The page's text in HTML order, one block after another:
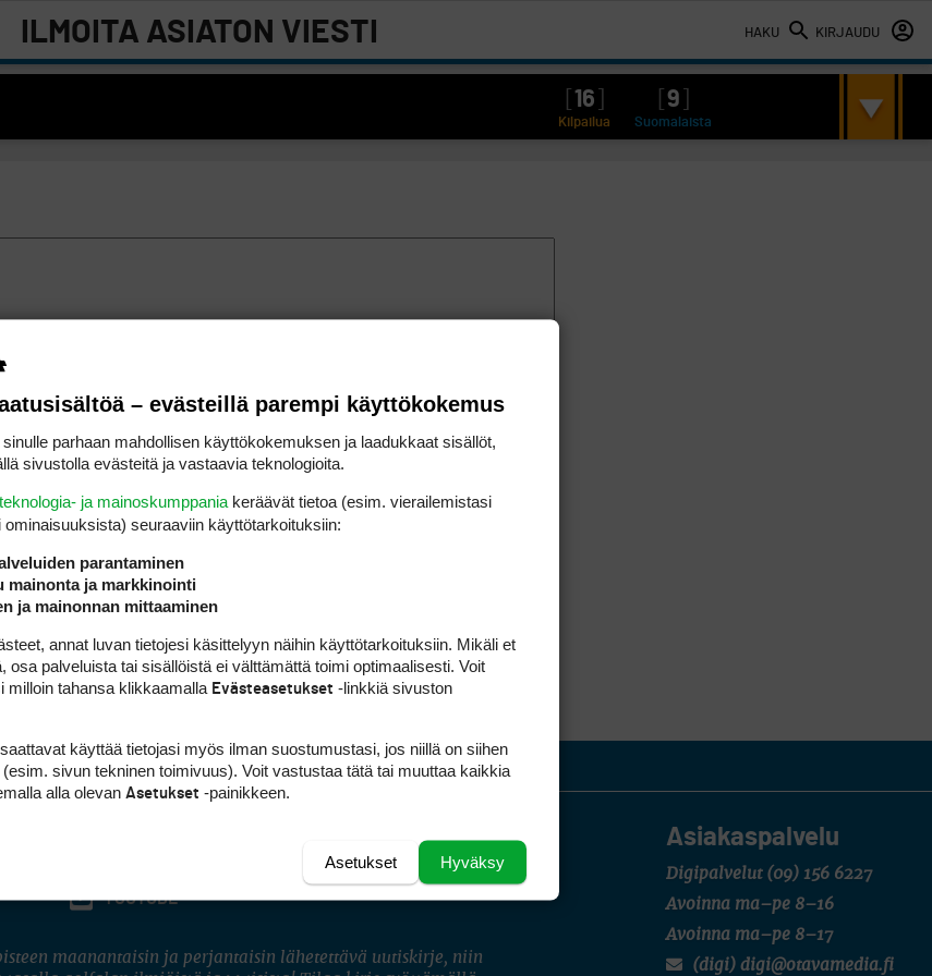
HAKU KIRJAUDU
ILMOITA ASIATON VIESTI
16 9
Kilpailua Suomalaista
Asiakaspalvelu
Digipalvelut (09) 156 6227
Avoinna ma–pe 8–16
Avoinna ma–pe 8–17
(digi) digi@otavamedia.fi
INSTAGRAM
YOUTUBE
maanantaisin ja perjantaisin lähetettävä uutiskirje, niin
– evästeillä parempi käyttökokemus
parhaan mahdollisen käyttökokemuksen ja laadukkaat sisällöt,
sivustolla evästeitä ja vastaavia teknologioita.
ja mainoskumppania keräävät tietoa (esim. vierailemis­tasi
ominaisuuk­sista) seuraaviin käyttötarkoituksiin:
parantaminen
mainonta ja markkinointi
ja mainonnan mittaaminen
annat luvan tietojesi käsittelyyn näihin käyttötarkoituksiin. Mikäli et
osa palveluista tai sisällöistä ei välttämättä toimi optimaalisesti. Voit
milloin tahansa klikkaamalla Evästeasetukset -linkkiä sivuston
käyttää tietojasi myös ilman suostumustasi, jos niillä on siihen
sivun tekninen toimivuus). Voit vastustaa tätä tai muuttaa kaikkia
alla olevan Asetukset -painikkeen.
Hyväksy
Asetukset